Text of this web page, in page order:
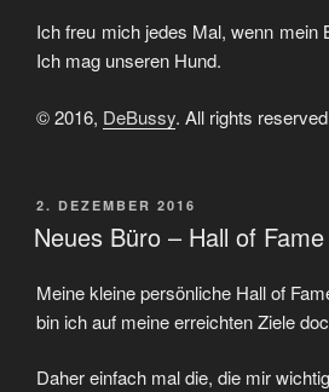
Ich freu mich jedes Mal, wenn mein
Ich mag unseren Hund.
© 2016, DeBussy. All rights
VERÖFFENTLICHT
AM
2. DEZEMBER 2016
Neues Büro – Hall of
Meine kleine persönliche Hall of
bin ich auf meine erreichten Ziele
Daher einfach mal die, die mir